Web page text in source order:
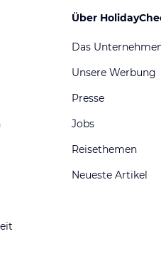
Über
Das
Unsere Werbung
Presse
Jobs
Reisethemen
Neueste Artikel